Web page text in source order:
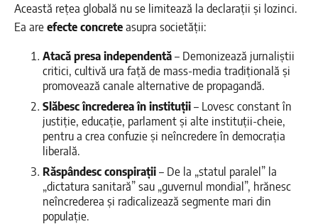
Această rețea globală nu se limitează la declarații și lozinci.
Ea areefecte concreteasupra societății:
Atacă presa independentă– Demonizează jurnaliștii
critici, cultivă ura față de mass-media tradițională și
promovează canale alternative de propagandă.
Slăbesc încrederea în instituții– Lovesc constant în
justiție, educație, parlament și alte instituții-cheie,
pentru a crea confuzie și neîncredere în democrația
liberală.
Răspândesc conspirații– De la „statul paralel” la
„dictatura sanitară” sau „guvernul mondial”, hrănesc
neîncrederea și radicalizează segmente mari din
populație.